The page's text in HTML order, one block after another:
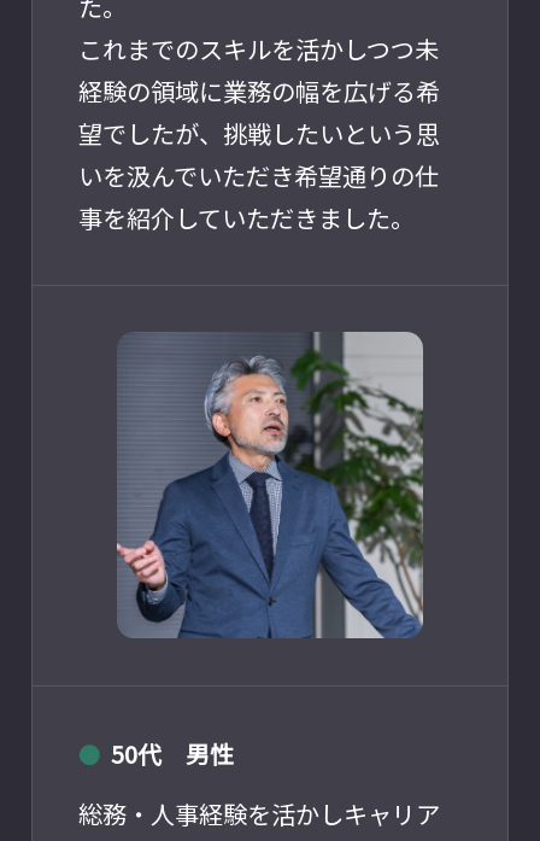
これまでのスキルを活かしつつ未
経験の領域に業務の幅を広げる希
望でしたが、挑戦したいという思
いを汲んでいただき希望通りの仕
事を紹介していただきました。
● 50代 男性
総務・人事経験を活かしキャリア